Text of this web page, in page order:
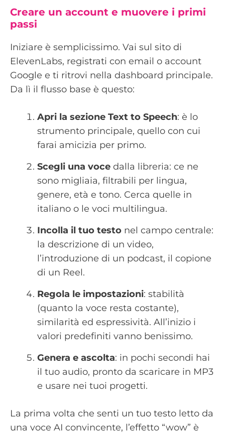
Creare un account e muovere i primi
passi
Iniziare è semplicissimo. Vai sul sito di
ElevenLabs, registrati con email o account
Google e ti ritrovi nella dashboard principale.
Da lì il flusso base è questo:
Apri la sezione Text to Speech: è lo
strumento principale, quello con cui
farai amicizia per primo.
Scegli una voce dalla libreria: ce ne
sono migliaia, filtrabili per lingua,
genere, età e tono. Cerca quelle in
italiano o le voci multilingua.
Incolla il tuo testo nel campo centrale:
la descrizione di un video,
l’introduzione di un podcast, il copione
di un Reel.
Regola le impostazioni: stabilità
(quanto la voce resta costante),
similarità ed espressività. All’inizio i
valori predefiniti vanno benissimo.
Genera e ascolta: in pochi secondi hai
il tuo audio, pronto da scaricare in MP3
e usare nei tuoi progetti.
La prima volta che senti un tuo testo letto da
una voce AI convincente, l’effetto “wow” è